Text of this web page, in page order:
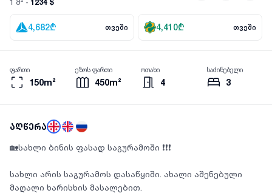
1 მ² - 1234 $
4,682₾ თვეში 4,410₾ თვეში
150m²
ფართი
450m²
ეზოს ფართი
4
ოთახი
3
საძინებელი
აღწერა
🏡სახლი ბინის ფასად საგურამოში ❗️❗️❗️
სახლი არის საგურამოს დასაწყიში. ახალი აშენებული
მაღალი ხარისხის მასალებით.